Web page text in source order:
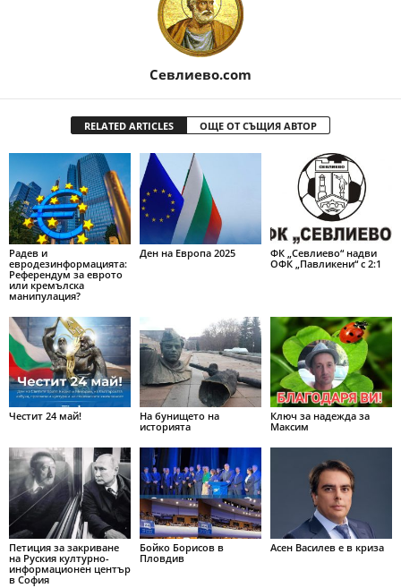
Севлиево.com
RELATED ARTICLES ОЩЕ ОТ СЪЩИЯ АВТОР
Радев и
евродезинформацията:
Референдум за еврото
или кремълска
манипулация?
Ден на Европа 2025
ФК „Севлиево“ надви
ОФК „Павликени“ с 2:1
Честит 24 май!
На бунището на
историята
Ключ за надежда за
Максим
Петиция за закриване
на Руския културно-
информационен център
в София
Бойко Борисов в
Пловдив
Асен Василев е в криза